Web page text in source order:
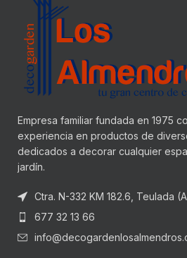
Empresa familiar fundada en 1975
experiencia en productos de
dedicados a decorar cualquier
jardín.
Ctra. N-332 KM 182.6, Teulada
677 32 13 66